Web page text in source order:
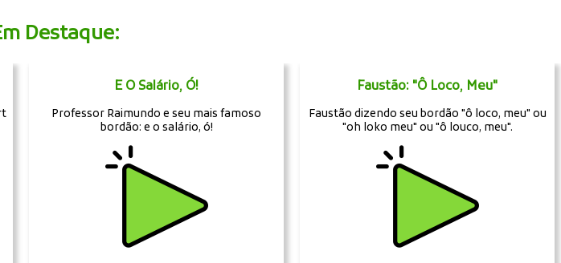
Destaque:
E O Salário, Ó!
Professor Raimundo e seu mais famoso
bordão: e o salário, ó!
Faustão: "Ô Loco, Meu"
Faustão dizendo seu bordão "ô loco, meu" ou
"oh loko meu" ou "ô louco, meu".